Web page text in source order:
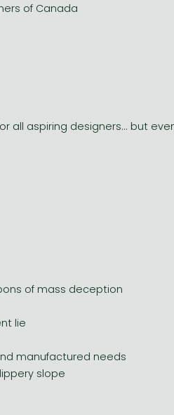
of Canada
all aspiring designers... but
of mass deception
lie
manufactured needs
slope